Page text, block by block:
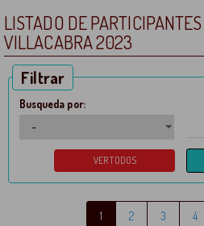
LISTADO DE
VILLACABRA 2023
Filtrar
Busqueda por:
1 2 3 4